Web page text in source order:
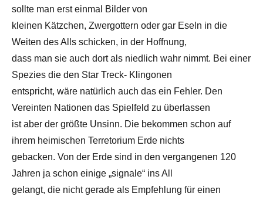
sollte man erst einmal Bilder von
kleinen Kätzchen, Zwergottern oder gar Eseln in die
Weiten des Alls schicken, in der Hoffnung,
dass man sie auch dort als niedlich wahr nimmt. Bei einer
Spezies die den Star Treck- Klingonen
entspricht, wäre natürlich auch das ein Fehler. Den
Vereinten Nationen das Spielfeld zu überlassen
ist aber der größte Unsinn. Die bekommen schon auf
ihrem heimischen Terretorium Erde nichts
gebacken. Von der Erde sind in den vergangenen 120
Jahren ja schon einige „signale“ ins All
gelangt, die nicht gerade als Empfehlung für einen